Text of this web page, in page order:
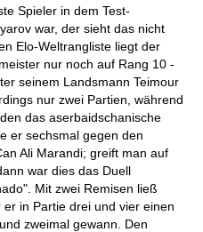
Spieler in dem Test-
war, der sieht das nicht
Elo-Weltrangliste liegt der
nur noch auf Rang 10 -
seinem Landsmann Teimour
nur zwei Partien, während
das aserbaidschanische
er sechsmal gegen den
Ali Marandi; greift man auf
war dies das Duell
Mit zwei Remisen ließ
in Partie drei und vier einen
zweimal gewann. Den